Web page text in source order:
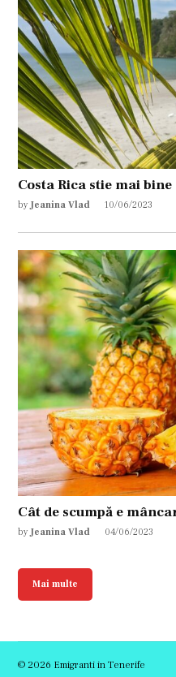
Costa Rica stie mai bine
by Jeanina Vlad 10/06/2023
Cât de scumpă e
by Jeanina Vlad 04/06/2023
Mai multe
© 2026 Emigranti in Tenerife